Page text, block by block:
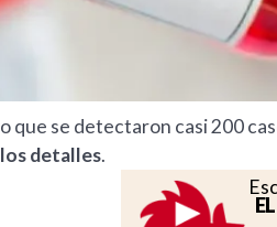
se detectaron casi 200
detalles.